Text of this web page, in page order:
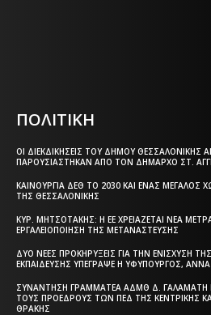
ΠΟΛΙΤΙΚΗ
ΟΙ ΔΙΕΚΔΙΚΉΣΕΙΣ ΤΟΥ ΔΉΜΟΥ ΘΕΣΣΑΛΟΝΊΚΗΣ
ΠΑΡΟΥΣΙΆΣΤΗΚΑΝ ΑΠΌ ΤΟΝ ΔΉΜΑΡΧΟ ΣΤ.
ΚΑΙΝΟΎΡΓΙΑ ΔΕΘ ΤΟ 2030 ΚΑΙ ΈΝΑΣ ΜΕΓΆΛΟΣ
ΤΗΣ ΘΕΣΣΑΛΟΝΊΚΗΣ
ΚΥΡ. ΜΗΤΣΟΤΆΚΗΣ: Η ΕΕ ΧΡΕΙΆΖΕΤΑΙ ΝΈΑ
ΕΡΓΑΛΕΙΟΠΟΊΗΣΗ ΤΗΣ ΜΕΤΑΝΆΣΤΕΥΣΗΣ
ΔΎΟ ΝΈΕΣ ΠΡΟΚΗΡΎΞΕΙΣ ΓΙΑ ΤΗΝ ΕΝΊΣΧΥΣΗ
ΕΚΠΑΊΔΕΥΣΗΣ ΥΠΈΓΡΑΨΕ Η ΥΦΥΠΟΥΡΓΌΣ,
ΣΥΝΆΝΤΗΣΗ ΓΡΑΜΜΑΤΈΑ ΑΔΜΘ Δ. ΓΑΛΑΜΆΤΗ
ΤΟΥΣ ΠΡΟΈΔΡΟΥΣ ΤΩΝ ΠΕΔ ΤΗΣ ΚΕΝΤΡΙΚΉΣ
ΘΡΆΚΗΣ